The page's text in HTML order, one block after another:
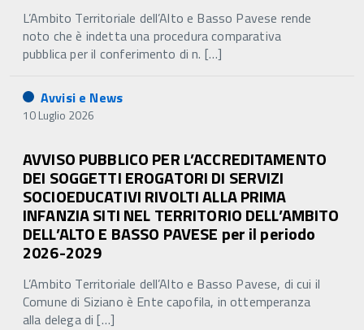
L’Ambito Territoriale dell’Alto e Basso Pavese rende
noto che è indetta una procedura comparativa
pubblica per il conferimento di n. […]
Avvisi e News
10 Luglio 2026
AVVISO PUBBLICO PER L’ACCREDITAMENTO
DEI SOGGETTI EROGATORI DI SERVIZI
SOCIOEDUCATIVI RIVOLTI ALLA PRIMA
INFANZIA SITI NEL TERRITORIO DELL’AMBITO
DELL’ALTO E BASSO PAVESE per il periodo
2026-2029
L’Ambito Territoriale dell’Alto e Basso Pavese, di cui il
Comune di Siziano è Ente capofila, in ottemperanza
alla delega di […]